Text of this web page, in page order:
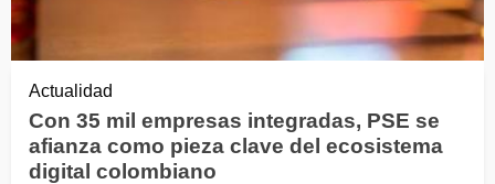
Actualidad
Con 35 mil empresas integradas, PSE se
afianza como pieza clave del ecosistema
digital colombiano